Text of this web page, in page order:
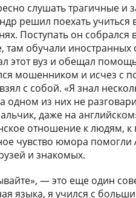
слушать трагичные и
решил поехать учиться
Поступать он
там обучали иностранных
этот вуз и обещал
мошенником и исчез с
с собой. «Я знал
одном из них не
даже на
отношение к людям,
чувство юмора
и знакомых.
— это еще один
языка, я учился с